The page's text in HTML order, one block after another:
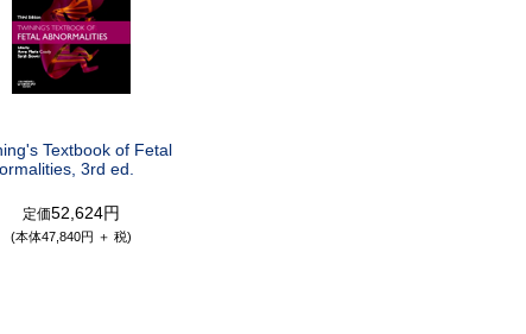
Textbook of Fetal
3rd ed.
定価52,624円
(本体47,840円 ＋ 税)